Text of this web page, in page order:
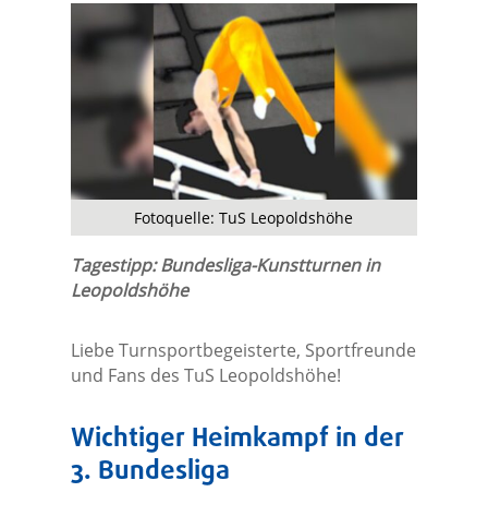
Fotoquelle: TuS Leopoldshöhe
Tagestipp: Bundesliga-Kunstturnen in
Leopoldshöhe
Liebe Turnsportbegeisterte, Sportfreunde
und Fans des TuS Leopoldshöhe!
Wichtiger Heimkampf in der
3. Bundesliga